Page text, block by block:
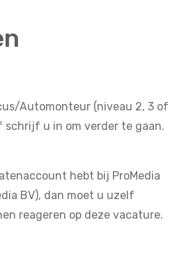
Automonteur (niveau 2, 3 of
schrijf u in om verder te gaan.
hebt bij ProMedia
BV), dan moet u uzelf
reageren op deze vacature.